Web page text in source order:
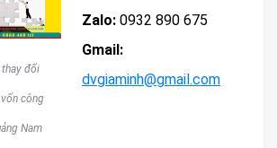
thay đổi
công
Nam
Zalo: 0932 890 675
Gmail:
dvgiaminh@gmail.com